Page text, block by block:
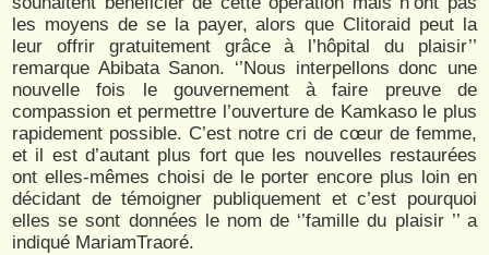
les moyens de se la payer, alors que Clitoraid peut la
leur offrir gratuitement grâce à l’hôpital du plaisir’’
remarque Abibata Sanon. ‘’Nous interpellons donc une
nouvelle fois le gouvernement à faire preuve de
compassion et permettre l’ouverture de Kamkaso le plus
rapidement possible. C’est notre cri de cœur de femme,
et il est d’autant plus fort que les nouvelles restaurées
ont elles-mêmes choisi de le porter encore plus loin en
décidant de témoigner publiquement et c’est pourquoi
elles se sont données le nom de ‘’famille du plaisir ’’ a
indiqué MariamTraoré.